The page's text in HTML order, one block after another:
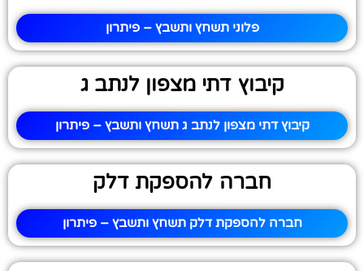
פלוני תשחץ ותשבץ – פיתרון
קיבוץ דתי מצפון לנתב ג
קיבוץ דתי מצפון לנתב ג תשחץ ותשבץ – פיתרון
חברה להספקת דלק
חברה להספקת דלק תשחץ ותשבץ – פיתרון